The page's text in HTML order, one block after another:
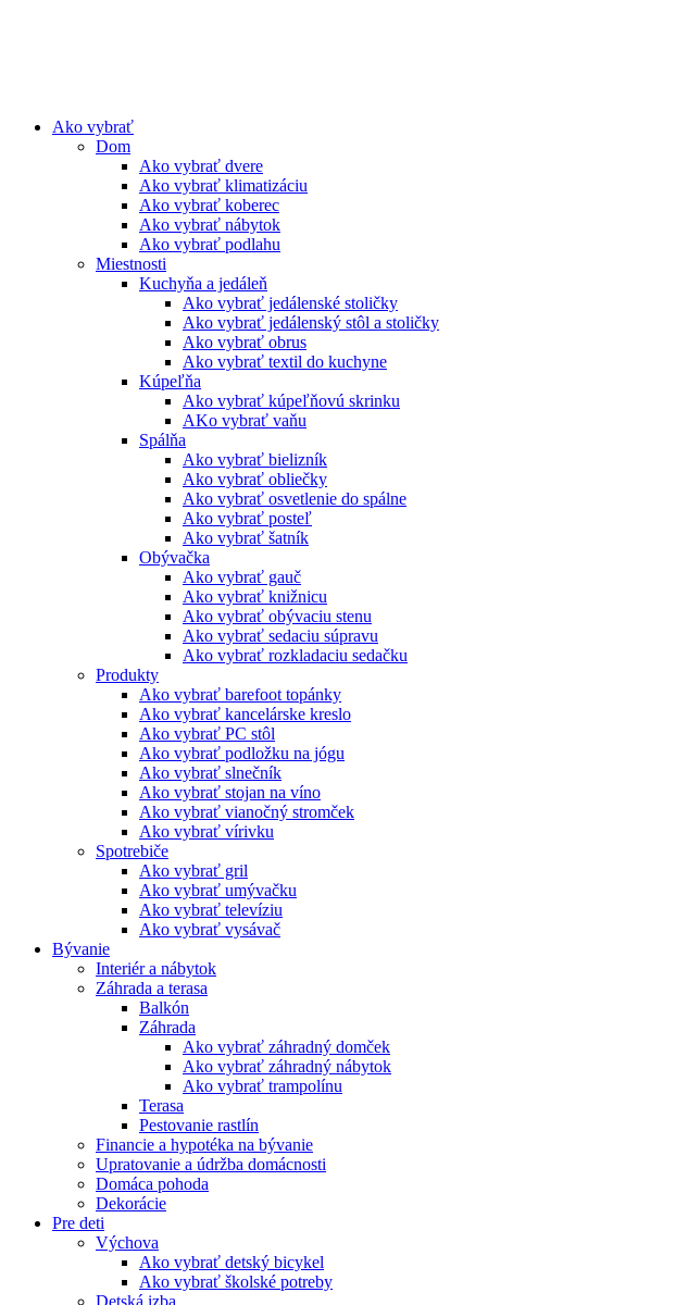
Ako vybrať
Dom
Ako vybrať dvere
Ako vybrať klimatizáciu
Ako vybrať koberec
Ako vybrať nábytok
Ako vybrať podlahu
Miestnosti
Kuchyňa a jedáleň
Ako vybrať jedálenské stoličky
Ako vybrať jedálenský stôl a stoličky
Ako vybrať obrus
Ako vybrať textil do kuchyne
Kúpeľňa
Ako vybrať kúpeľňovú skrinku
AKo vybrať vaňu
Spálňa
Ako vybrať bielizník
Ako vybrať obliečky
Ako vybrať osvetlenie do spálne
Ako vybrať posteľ
Ako vybrať šatník
Obývačka
Ako vybrať gauč
Ako vybrať knižnicu
Ako vybrať obývaciu stenu
Ako vybrať sedaciu súpravu
Ako vybrať rozkladaciu sedačku
Produkty
Ako vybrať barefoot topánky
Ako vybrať kancelárske kreslo
Ako vybrať PC stôl
Ako vybrať podložku na jógu
Ako vybrať slnečník
Ako vybrať stojan na víno
Ako vybrať vianočný stromček
Ako vybrať vírivku
Spotrebiče
Ako vybrať gril
Ako vybrať umývačku
Ako vybrať televíziu
Ako vybrať vysávač
Bývanie
Interiér a nábytok
Záhrada a terasa
Balkón
Záhrada
Ako vybrať záhradný domček
Ako vybrať záhradný nábytok
Ako vybrať trampolínu
Terasa
Pestovanie rastlín
Financie a hypotéka na bývanie
Upratovanie a údržba domácnosti
Domáca pohoda
Dekorácie
Pre deti
Výchova
Ako vybrať detský bicykel
Ako vybrať školské potreby
Detská izba